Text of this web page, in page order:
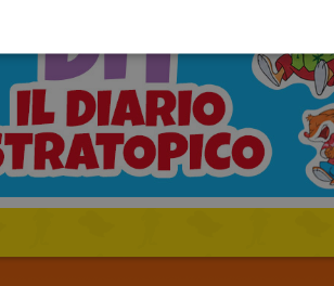
PORTUGUESE
TURKISH
GREEK
CATALAN